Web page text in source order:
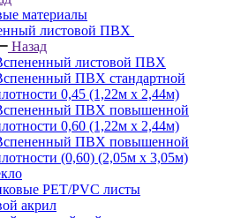
материалы
листовой ПВХ
Назад
листовой ПВХ
ПВХ стандартной
0,45 (1,22м х 2,44м)
ПВХ повышенной
0,60 (1,22м х 2,44м)
ПВХ повышенной
(0,60) (2,05м х 3,05м)
PET/PVC листы
акрил